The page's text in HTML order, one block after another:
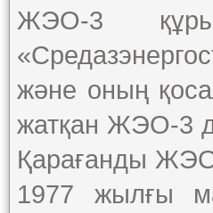
ЖЭО-3
және оның
жатқан ЖЭО-3
Қарағанды
1977 жылғы